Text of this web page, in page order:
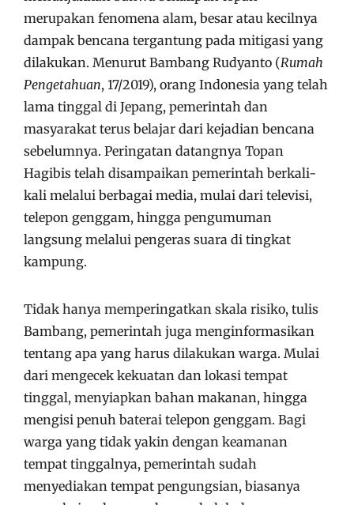
merupakan fenomena alam, besar atau kecilnya
dampak bencana tergantung pada mitigasi yang
dilakukan. Menurut Bambang Rudyanto (Rumah
Pengetahuan, 17/2019), orang Indonesia yang telah
lama tinggal di Jepang, pemerintah dan
masyarakat terus belajar dari kejadian bencana
sebelumnya. Peringatan datangnya Topan
Hagibis telah disampaikan pemerintah berkali-
kali melalui berbagai media, mulai dari televisi,
telepon genggam, hingga pengumuman
langsung melalui pengeras suara di tingkat
kampung.
Tidak hanya memperingatkan skala risiko, tulis
Bambang, pemerintah juga menginformasikan
tentang apa yang harus dilakukan warga. Mulai
dari mengecek kekuatan dan lokasi tempat
tinggal, menyiapkan bahan makanan, hingga
mengisi penuh baterai telepon genggam. Bagi
warga yang tidak yakin dengan keamanan
tempat tinggalnya, pemerintah sudah
menyediakan tempat pengungsian, biasanya